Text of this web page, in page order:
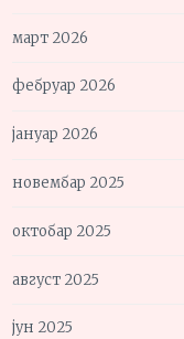
март 2026
фебруар 2026
јануар 2026
новембар 2025
октобар 2025
август 2025
јун 2025